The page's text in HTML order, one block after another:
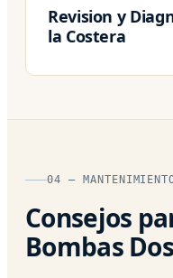
Revision y
la Costera
04 —
Consejos
Bombas